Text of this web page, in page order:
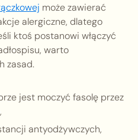
może zawierać
alergiczne, dlatego
ktoś postanowi włączyć
warto
zasad.
jest moczyć fasolę przez
,
antyodżywczych,